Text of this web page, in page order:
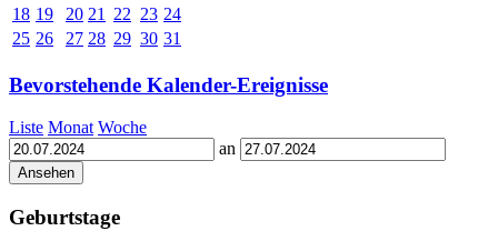
18 19 20 21 22 23 24
25 26 27 28 29 30 31
Bevorstehende Kalender-Ereignisse
Liste Monat Woche
an
Geburtstage